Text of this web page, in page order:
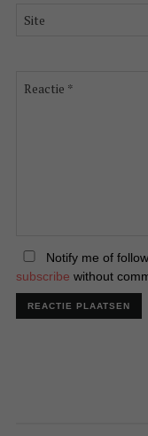
Notify me of
subscribe without